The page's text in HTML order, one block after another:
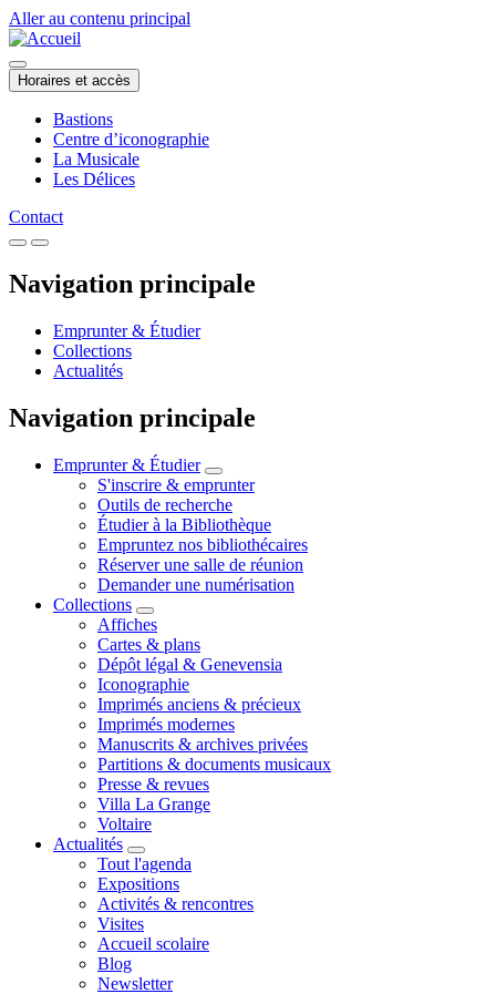
Aller au contenu principal
Horaires et accès
Bastions
Centre d’iconographie
La Musicale
Les Délices
Contact
Navigation principale
Emprunter & Étudier
Collections
Actualités
Navigation principale
Emprunter & Étudier
S'inscrire & emprunter
Outils de recherche
Étudier à la Bibliothèque
Empruntez nos bibliothécaires
Réserver une salle de réunion
Demander une numérisation
Collections
Affiches
Cartes & plans
Dépôt légal & Genevensia
Iconographie
Imprimés anciens & précieux
Imprimés modernes
Manuscrits & archives privées
Partitions & documents musicaux
Presse & revues
Villa La Grange
Voltaire
Actualités
Tout l'agenda
Expositions
Activités & rencontres
Visites
Accueil scolaire
Blog
Newsletter